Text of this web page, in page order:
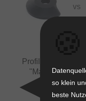
VS
Profile Racing
"Magneto
so klein
beste